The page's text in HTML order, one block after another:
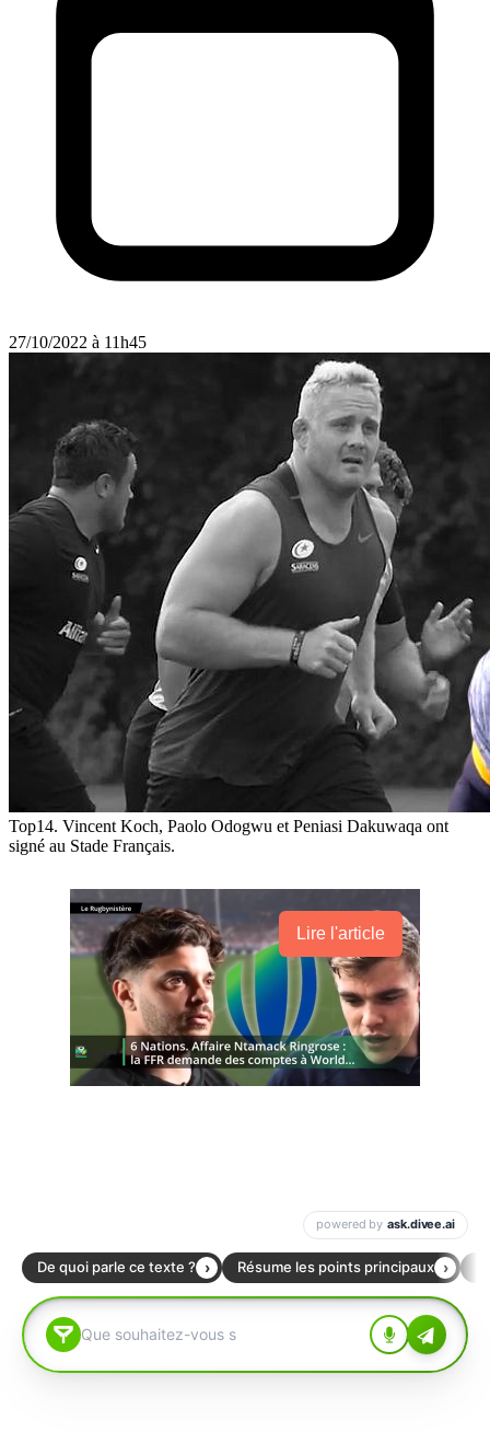
27/10/2022 à 11h45
Top14. Vincent Koch, Paolo Odogwu et Peniasi Dakuwaqa ont
signé au Stade Français.
Lire l'article